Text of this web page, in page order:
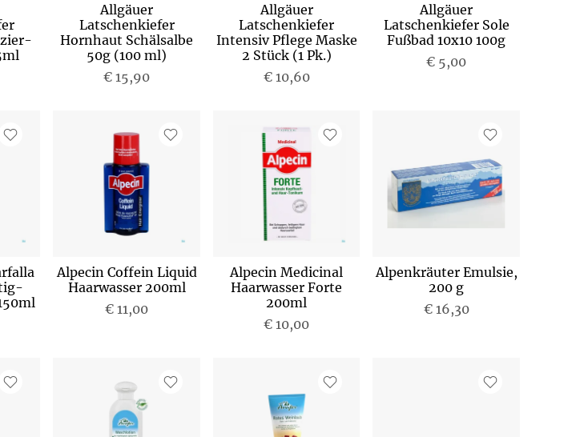
Allgäuer
Latschenkiefer
Hornhaut Schälsalbe
50g (100 ml)
€ 15,90
Allgäuer
Latschenkiefer
Intensiv Pflege Maske
2 Stück (1 Pk.)
€ 10,60
Allgäuer
Latschenkiefer Sole
Fußbad 10x10 100g
€ 5,00
Alpecin Coffein Liquid
Haarwasser 200ml
€ 11,00
Alpecin Medicinal
Haarwasser Forte
200ml
€ 10,00
Alpenkräuter Emulsie,
200 g
€ 16,30